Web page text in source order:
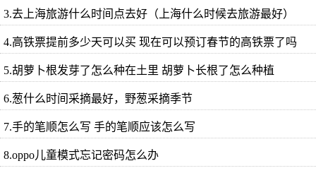
3.去上海旅游什么时间点去好（上海什么时候去旅游最好）
4.高铁票提前多少天可以买 现在可以预订春节的高铁票了吗
5.胡萝卜根发芽了怎么种在土里 胡萝卜长根了怎么种植
6.葱什么时间采摘最好，野葱采摘季节
7.手的笔顺怎么写 手的笔顺应该怎么写
8.oppo儿童模式忘记密码怎么办